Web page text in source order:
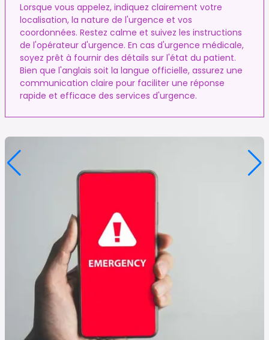
Lorsque vous appelez, indiquez clairement votre
localisation, la nature de l'urgence et vos
coordonnées. Restez calme et suivez les instructions
de l'opérateur d'urgence. En cas d'urgence médicale,
soyez prêt à fournir des détails sur l'état du patient.
Bien que l'anglais soit la langue officielle, assurez une
communication claire pour faciliter une réponse
rapide et efficace des services d'urgence.